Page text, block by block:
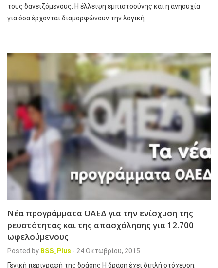
τους δανειζόμενους. Η έλλειψη εμπιστοσύνης και η ανησυχία
για όσα έρχονται διαμορφώνουν την λογική
Νέα προγράμματα ΟΑΕΔ για την ενίσχυση της
ρευστότητας και της απασχόλησης για 12.700
ωφελούμενους
Posted by BSS_Plus - 24 Οκτωβρίου, 2015
Γενική περιγραφή της δράσης Η δράση έχει διπλή στόχευση: